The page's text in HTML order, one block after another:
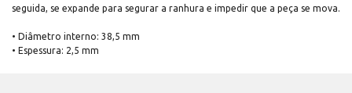
seguida, se expande para segurar a ranhura e impedir que a peça se mova.
• Diâmetro interno: 38,5 mm
• Espessura: 2,5 mm